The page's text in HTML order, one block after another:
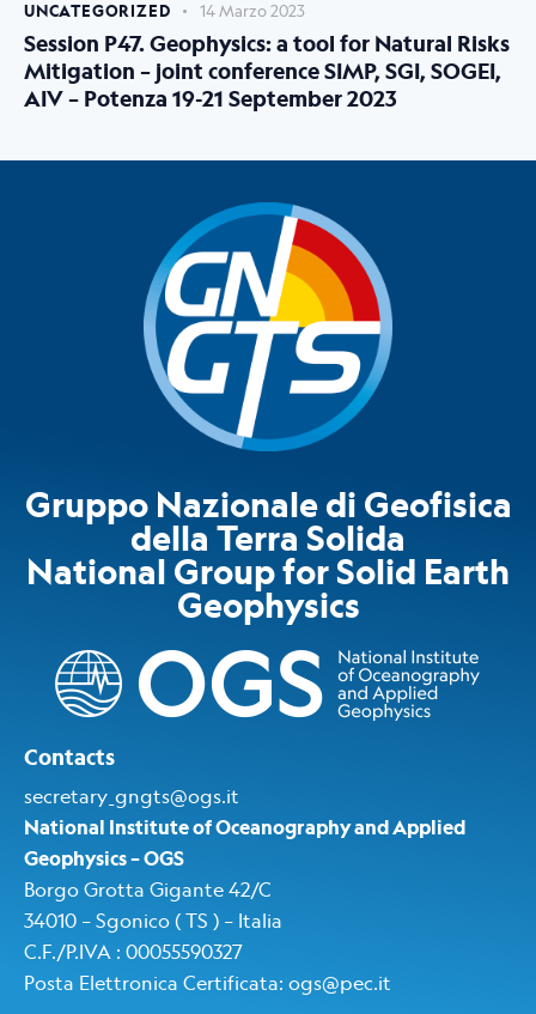
UNCATEGORIZED 14 Marzo 2023
Session P47. Geophysics: a tool for Natural Risks
Mitigation – joint conference SIMP, SGI, SOGEI,
AIV – Potenza 19-21 September 2023
Gruppo Nazionale di Geofisica
della Terra Solida
National Group for Solid Earth
Geophysics​
Contacts
secretary_gngts@ogs.it
National Institute of Oceanography and Applied
Geophysics – OGS
Borgo Grotta Gigante 42/C
34010 – Sgonico ( TS ) – Italia
C.F./P.IVA : 00055590327
Posta Elettronica Certificata: ogs@pec.it